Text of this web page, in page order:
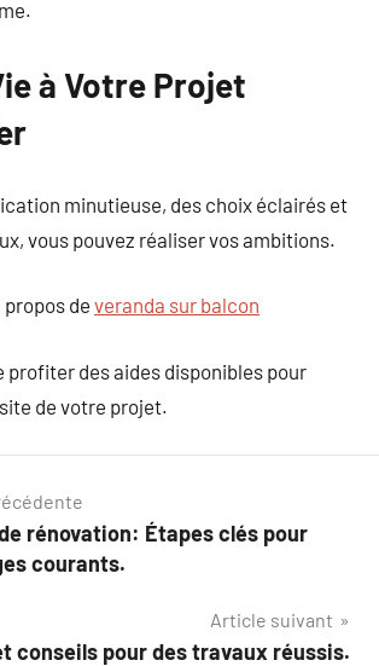
à Votre Projet
minutieuse, des choix éclairés et
vous pouvez réaliser vos ambitions.
propos de veranda sur balcon
profiter des aides disponibles pour
de votre projet.
rénovation: Étapes clés pour
courants.
Article suivant
conseils pour des travaux réussis.